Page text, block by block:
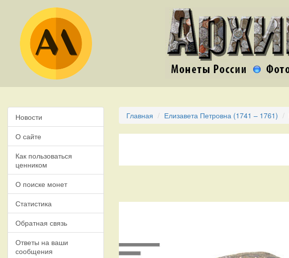
Новости
О сайте
Как пользоваться
ценником
О поиске монет
Статистика
Обратная связь
Ответы на ваши
сообщения
Главная Елизавета Петровна (1741 – 1761)